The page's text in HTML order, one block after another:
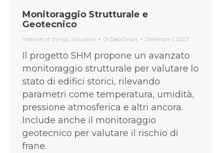
Monitoraggio Strutturale e
Geotecnico
Internet of things Soluzioni Di DataSmart Dicembre 1, 2023
Il progetto SHM propone un avanzato
monitoraggio strutturale per valutare lo
stato di edifici storici, rilevando
parametri come temperatura, umidità,
pressione atmosferica e altri ancora.
Include anche il monitoraggio
geotecnico per valutare il rischio di
frane.